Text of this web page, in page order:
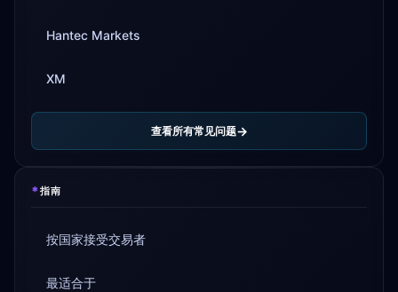
Hantec Markets
XM
查看所有常见问题
*指南
按国家接受交易者
最适合于